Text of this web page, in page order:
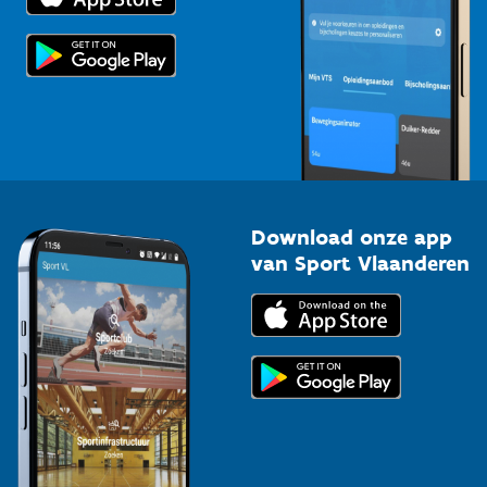
Topsporters
Download onze app
van Sport Vlaanderen